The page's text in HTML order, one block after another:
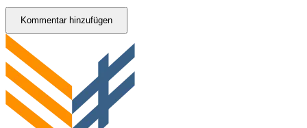
Kommentar hinzufügen